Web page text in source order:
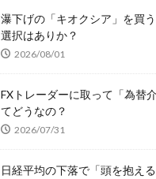
瀑下げの「キオクシア」を買
選択はありか？
2026/08/01
FXトレーダーに取って「為替
てどうなの？
2026/07/31
日経平均の下落で「頭を抱え